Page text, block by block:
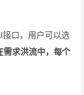
接口，用户可以选
需求洪流中，每个